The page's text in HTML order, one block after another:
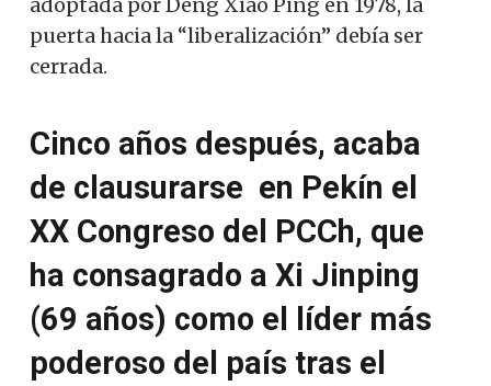
puerta hacia la “liberalización” debía ser
cerrada.
Cinco años después, acaba
de clausurarse en Pekín el
XX Congreso del PCCh, que
ha consagrado a Xi Jinping
(69 años) como el líder más
poderoso del país tras el